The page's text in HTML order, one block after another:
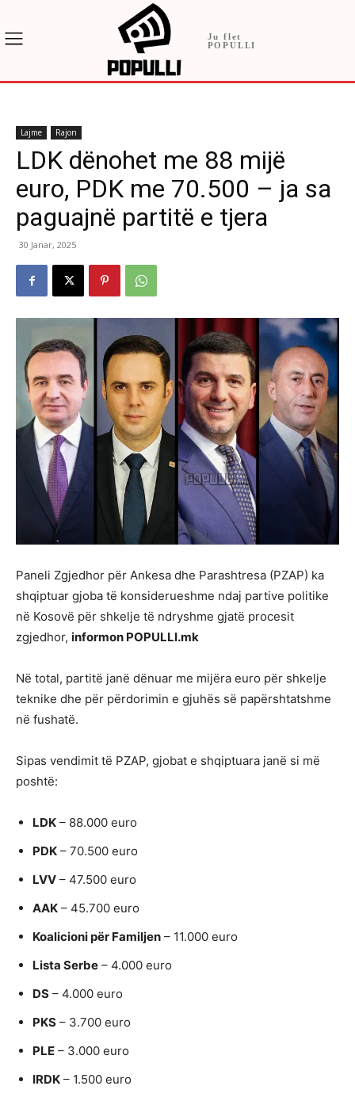
Ju flet
POPULLI
Lajme Rajon
LDK dënohet me 88 mijë
euro, PDK me 70.500 – ja sa
paguajnë partitë e tjera
30 Janar, 2025
Paneli Zgjedhor për Ankesa dhe Parashtresa (PZAP) ka
shqiptuar gjoba të konsiderueshme ndaj partive politike
në Kosovë për shkelje të ndryshme gjatë procesit
zgjedhor, informon POPULLI.mk
Në total, partitë janë dënuar me mijëra euro për shkelje
teknike dhe për përdorimin e gjuhës së papërshtatshme
në fushatë.
Sipas vendimit të PZAP, gjobat e shqiptuara janë si më
poshtë:
LDK – 88.000 euro
PDK – 70.500 euro
LVV – 47.500 euro
AAK – 45.700 euro
Koalicioni për Familjen – 11.000 euro
Lista Serbe – 4.000 euro
DS – 4.000 euro
PKS – 3.700 euro
PLE – 3.000 euro
IRDK – 1.500 euro